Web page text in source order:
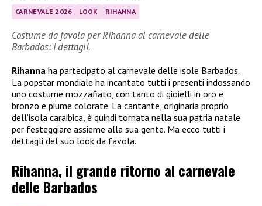
CARNEVALE 2026 LOOK RIHANNA
Costume da favola per Rihanna al carnevale delle
Barbados: i dettagli.
Rihanna ha partecipato al carnevale delle isole Barbados.
La popstar mondiale ha incantato tutti i presenti indossando
uno costume mozzafiato, con tanto di gioielli in oro e
bronzo e piume colorate. La cantante, originaria proprio
dell’isola caraibica, è quindi tornata nella sua patria natale
per festeggiare assieme alla sua gente. Ma ecco tutti i
dettagli del suo look da favola.
Rihanna, il grande ritorno al carnevale
delle Barbados